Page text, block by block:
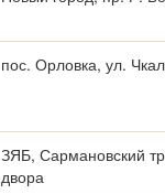
пос. Орловка, ул.
ЗЯБ, Сармановский
двора